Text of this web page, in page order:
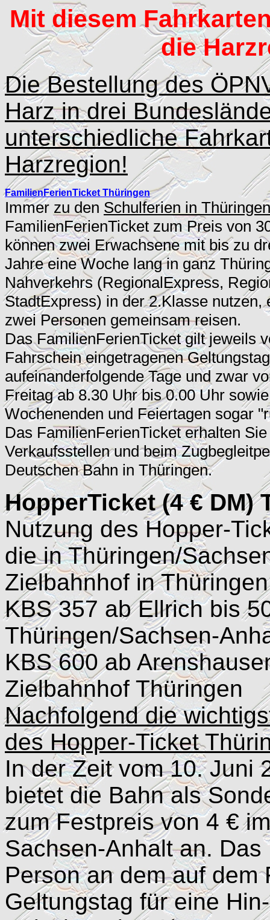
Mit diesem
die
Die Bestellung des
Harz in drei
unterschiedliche
Harzregion!
FamilienFerienTicket Thüringen
Immer zu den Schulferien in Thüringen
FamilienFerienTicket zum Preis von
können zwei Erwachsene mit bis zu
Jahre eine Woche lang in ganz
Nahverkehrs (RegionalExpress,
StadtExpress) in der 2.Klasse nutzen,
zwei Personen gemeinsam reisen.
Das FamilienFerienTicket gilt jeweils
Fahrschein eingetragenen
aufeinanderfolgende Tage und zwar
Freitag ab 8.30 Uhr bis 0.00 Uhr
Wochenenden und Feiertagen sogar
Das FamilienFerienTicket erhalten
Verkaufsstellen und beim
Deutschen Bahn in Thüringen.
HopperTicket (4 € DM)
Nutzung des Hopper-
die in Thüringen/
Zielbahnhof in
KBS 357 ab Ellrich bis
Thüringen/Sachsen-
KBS 600 ab
Zielbahnhof Thüringen
Nachfolgend die
des Hopper-Ticket
In der Zeit vom 10. Juni
bietet die Bahn als
zum Festpreis von 4 €
Sachsen-Anhalt an.
Person an dem auf
Geltungstag für eine